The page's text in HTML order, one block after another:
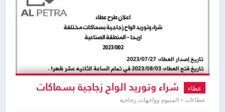
عطاء شراء وتوريد الواح زجاجية بسماكات
مختلفة اريحا
عطاءات » المنيوم وواجهات زجاجية